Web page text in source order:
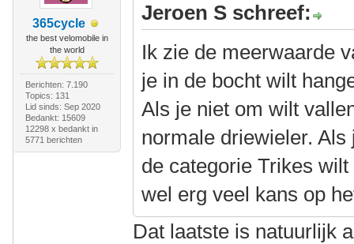
365cycle
the best velomobile in
the world
Berichten: 7.190
Topics: 131
Lid sinds: Sep 2020
Bedankt: 15609
12298 x bedankt in
5771 berichten
Jeroen S schreef:
Ik zie de meerwaarde
je in de bocht wilt
Als je niet om wilt
normale driewieler.
de categorie Trikes
wel erg veel kans op
Dat laatste is natuurlijk